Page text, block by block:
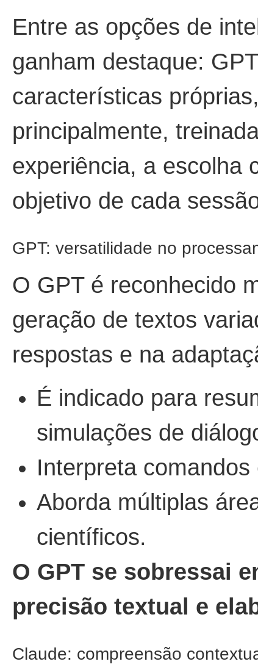
Entre as opções de
ganham destaque:
características
principalmente,
experiência, a escolha
objetivo de cada
GPT: versatilidade no
O GPT é reconhecido
geração de textos
respostas e na
É indicado para
simulações de
Interpreta
Aborda múltiplas
científicos.
O GPT se sobressai
precisão textual e
Claude: compreensão